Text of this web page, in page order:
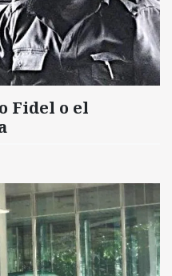
Fidel o el